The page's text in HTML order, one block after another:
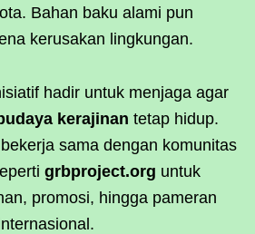
Bahan baku alami pun
kerusakan lingkungan.
hadir untuk menjaga agar
kerajinan tetap hidup.
sama dengan komunitas
grbproject.org untuk
promosi, hingga pameran